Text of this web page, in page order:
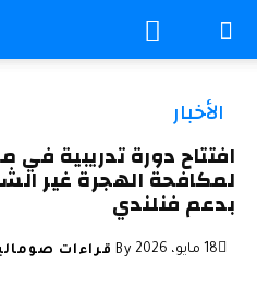
الأخبار
افتتاح دورة تدريبية
لمكافحة الهجرة غير
بدعم فنلندي
18 مايو، 2026 By قراءات